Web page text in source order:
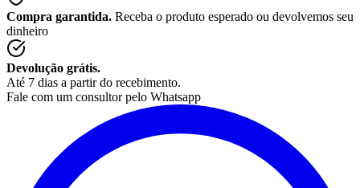
Compra garantida. Receba o produto esperado ou devolvemos seu
dinheiro
Devolução grátis.
Até 7 dias a partir do recebimento.
Fale com um consultor pelo Whatsapp